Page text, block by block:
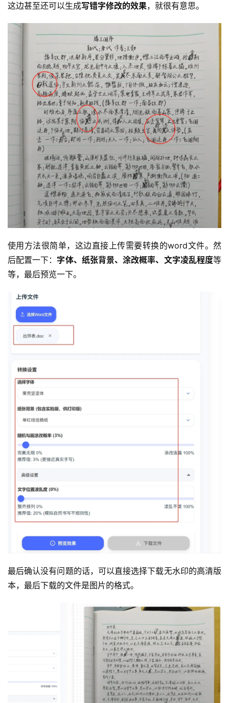
这边甚至还可以生成写错字修改的效果，就很有意思。
使用方法很简单，这边直接上传需要转换的word文件。然
后配置一下： 字体、纸张背景、涂改概率、文字凌乱程度等
等，最后预览一下。
最后确认没有问题的话，可以直接选择下载无水印的高清版
本，最后下载的文件是图片的格式。